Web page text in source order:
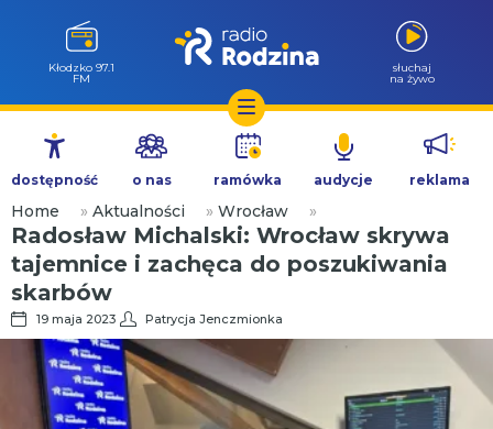
Przejdź
treści
Kłodzko 97.1
FM
słuchaj
na żywo
dostępność o nas ramówka audycje reklama
Home » Aktualności » Wrocław »
Radosław Michalski: Wrocław skrywa
tajemnice i zachęca do poszukiwania
skarbów
19 maja 2023 Patrycja Jenczmionka